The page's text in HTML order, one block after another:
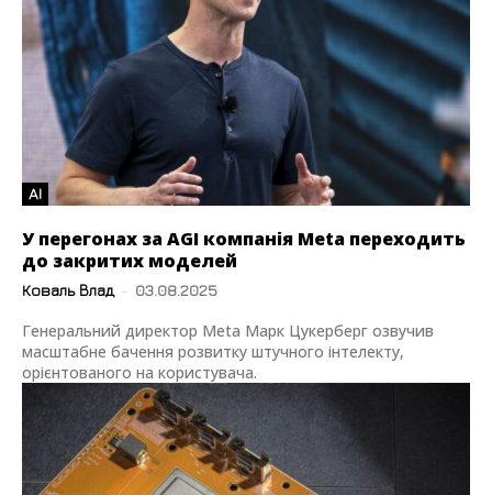
AI
У перегонах за AGI компанія Meta переходить
до закритих моделей
Коваль Влад - 03.08.2025
Генеральний директор Meta Марк Цукерберг озвучив
масштабне бачення розвитку штучного інтелекту,
орієнтованого на користувача.